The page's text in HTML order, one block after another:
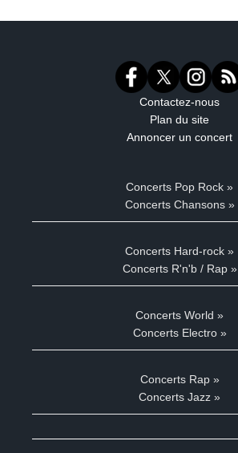
Contactez-nous
Plan du site
Annoncer un concert
Concerts Pop Rock »
Concerts Chansons »
Concerts Hard-rock »
Concerts R'n'b / Rap »
Concerts World »
Concerts Electro »
Concerts Rap »
Concerts Jazz »